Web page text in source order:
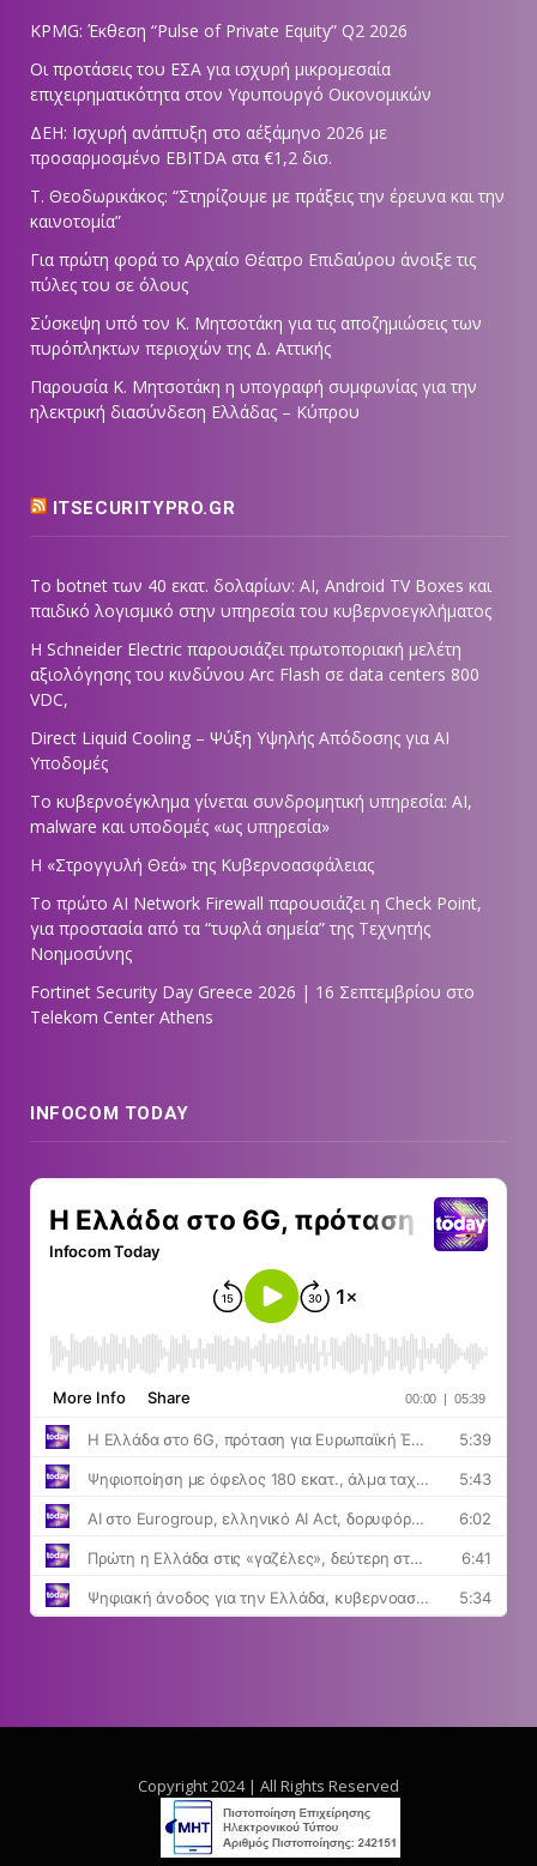
KPMG: Έκθεση “Pulse of Private Equity” Q2 2026
Οι προτάσεις του ΕΣΑ για ισχυρή μικρομεσαία
επιχειρηματικότητα στον Υφυπουργό Οικονομικών
ΔΕΗ: Ισχυρή ανάπτυξη στο α΄εξάμηνο 2026 με
προσαρμοσμένο EBITDA στα €1,2 δισ.
Τ. Θεοδωρικάκος: “Στηρίζουμε με πράξεις την έρευνα και την
καινοτομία”
Για πρώτη φορά το Αρχαίο Θέατρο Επιδαύρου άνοιξε τις
πύλες του σε όλους
Σύσκεψη υπό τον Κ. Μητσοτάκη για τις αποζημιώσεις των
πυρόπληκτων περιοχών της Δ. Αττικής
Παρουσία Κ. Μητσοτάκη η υπογραφή συμφωνίας για την
ηλεκτρική διασύνδεση Ελλάδας – Κύπρου
ITSECURITYPRO.GR
Το botnet των 40 εκατ. δολαρίων: AI, Android TV Boxes και
παιδικό λογισμικό στην υπηρεσία του κυβερνοεγκλήματος
Η Schneider Electric παρουσιάζει πρωτοποριακή μελέτη
αξιολόγησης του κινδύνου Arc Flash σε data centers 800
VDC,
Direct Liquid Cooling – Ψύξη Υψηλής Απόδοσης για AI
Υποδομές
Το κυβερνοέγκλημα γίνεται συνδρομητική υπηρεσία: AI,
malware και υποδομές «ως υπηρεσία»
Η «Στρογγυλή Θεά» της Κυβερνοασφάλειας
Tο πρώτο AI Network Firewall παρουσιάζει η Check Point,
για προστασία από τα “τυφλά σημεία” της Τεχνητής
Νοημοσύνης
Fortinet Security Day Greece 2026 | 16 Σεπτεμβρίου στο
Telekom Center Athens
INFOCOM TODAY
Copyright 2024 | All Rights Reserved